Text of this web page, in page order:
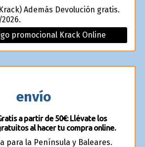
Además Devolución gratis.
promocional Krack Online
envío
a partir de 50€: Llévate los
al hacer tu compra online.
para la Península y Baleares.